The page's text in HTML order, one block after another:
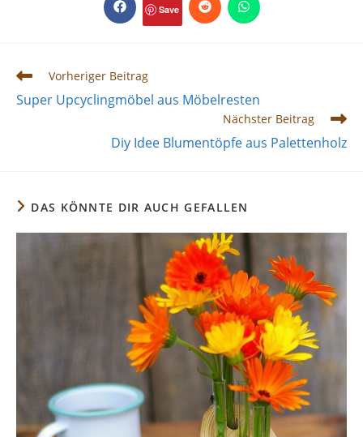
TEILEN
Öffnet
in
Save Öffnet
in
Öffnet
in
Weitere
ansehen
Vorheriger Beitrag
Super Upcyclingmöbel aus Möbelresten
Nächster Beitrag
Diy Idee Blumentöpfe aus Palettenholz
DAS KÖNNTE DIR AUCH GEFALLEN